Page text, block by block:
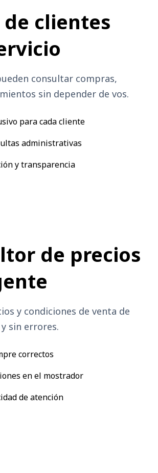
clientes
consultar compras,
sin depender de vos.
para cada cliente
administrativas
y transparencia
de precios
y condiciones de venta de
sin errores.
correctos
en el mostrador
de atención